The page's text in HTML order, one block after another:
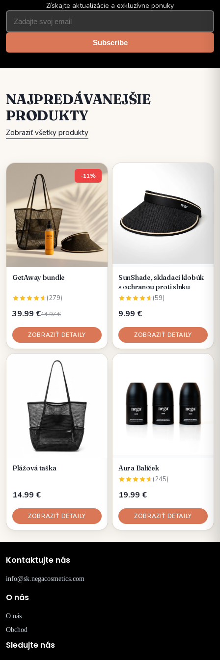
Získajte aktualizácie a exkluzívne ponuky
Subscribe
NAJPREDÁVANEJŠIE
PRODUKTY
Zobraziť všetky produkty
-11%
GetAway bundle
(279)
39.99 €44.97 €
ZOBRAZIŤ DETAILY
SunShade, skladací klobúk
s ochranou proti slnku
(59)
9.99 €
ZOBRAZIŤ DETAILY
Plážová taška
14.99 €
ZOBRAZIŤ DETAILY
Aura Balíček
(245)
19.99 €
ZOBRAZIŤ DETAILY
O nás
O nás
Obchod
Sledujte nás
Kontaktujte nás
info@sk.negacosmetics.com